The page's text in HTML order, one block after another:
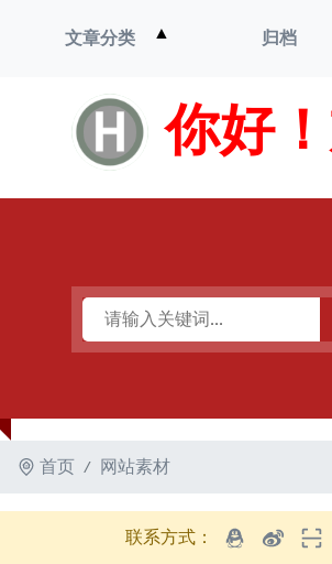
你好！
文章分类 ▲
单
归档
首页 网站素材
联系方式：